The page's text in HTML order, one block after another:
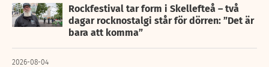
Rockfestival tar form i Skellefteå – två
dagar rocknostalgi står för dörren: ”Det är
bara att komma”
2026-08-04